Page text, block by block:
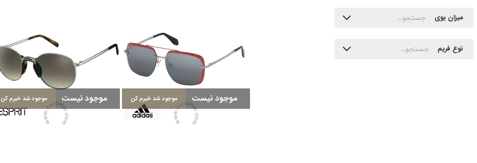
موجود نیست موجود شد خبرم کن موجود نیست موجود شد خبرم کن
میزان یوی
نوع فریم